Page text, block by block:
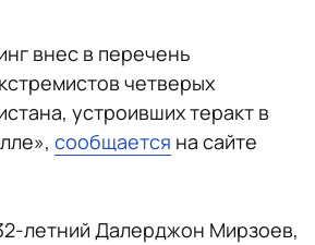
внес в перечень
четверых
устроивших теракт в
сообщается на сайте
летний Далерджон Мирзоев,